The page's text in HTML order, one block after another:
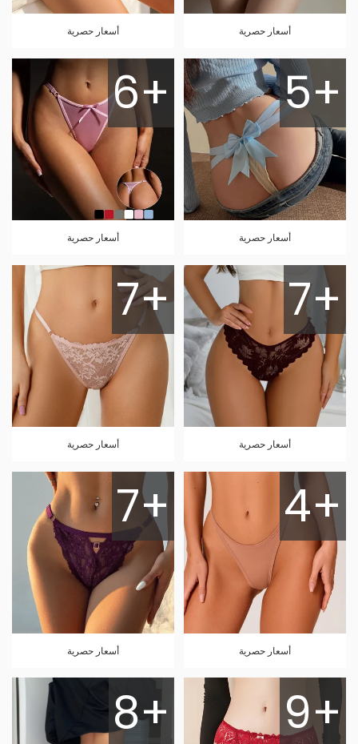
أسعار حصرية أسعار حصرية
5+
أسعار حصرية
6+
أسعار حصرية
7+
أسعار حصرية
7+
أسعار حصرية
4+
أسعار حصرية
7+
أسعار حصرية
9+
8+